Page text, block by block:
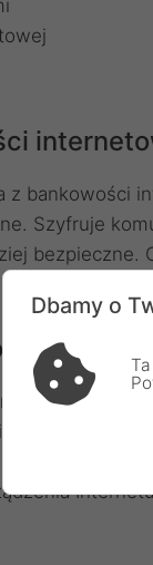
z bankowości
Szyfruje
bezpieczne.
NOWA
router
silnym
Dbamy o